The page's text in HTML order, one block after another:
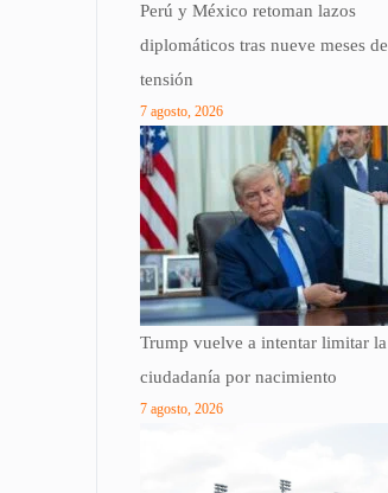
Perú y México retoman lazos
diplomáticos tras nueve meses de
tensión
7 agosto, 2026
Trump vuelve a intentar limitar la
ciudadanía por nacimiento
7 agosto, 2026